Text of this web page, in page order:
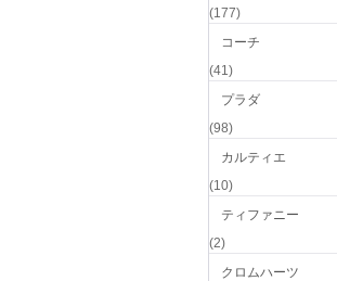
(177)
コーチ
(41)
プラダ
(98)
カルティエ
(10)
ティファニー
(2)
クロムハーツ